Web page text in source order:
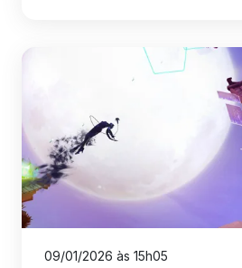
09/01/2026 às 15h05